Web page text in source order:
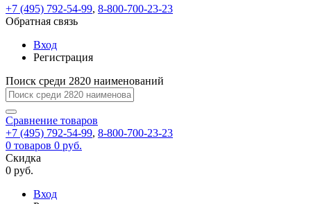
по
ней
для
регистрации.
Ок
Запомнить
меня
Забыли
Мы
отправим
ссылку
на
указанный
электронный
адрес,
перейдя
по
которой
вы
новый
test@test.ru
отправлена
ссылка.
Перейдите
по
для
смены
пароля.
Сменить
Войти
Сообщение
пользовательского
соглашения
+7 (495) 792-54-99, 8-800-700-23-23
Обратная связь
Вход
Регистрация
Поиск среди 2820 наименований
Сравнение товаров
+7 (495) 792-54-99, 8-800-700-23-23
0 товаров 0 руб.
Скидка
0 руб.
Вход